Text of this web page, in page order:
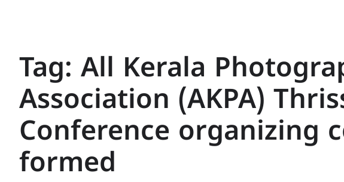
Tag: All Kerala
Association (AKPA)
Conference organizing
formed